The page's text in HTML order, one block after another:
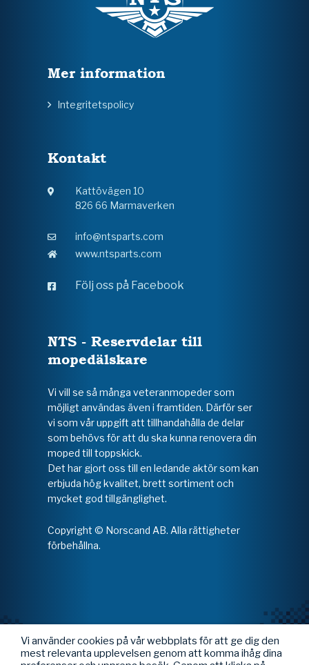
Mer information
Integritetspolicy
Kontakt
Kattövägen 10
826 66 Marmaverken
info@ntsparts.com
www.ntsparts.com
Följ oss på Facebook
NTS - Reservdelar till
mopedälskare
Vi vill se så många veteranmopeder som
möjligt användas även i framtiden. Därför ser
vi som vår uppgift att tillhandahålla de delar
som behövs för att du ska kunna renovera din
moped till toppskick.
Det har gjort oss till en ledande aktör som kan
erbjuda hög kvalitet, brett sortiment och
mycket god tillgänglighet.
Copyright © Norscand AB. Alla rättigheter
förbehållna.
Vi använder cookies på vår webbplats för att ge dig den
mest relevanta upplevelsen genom att komma ihåg dina